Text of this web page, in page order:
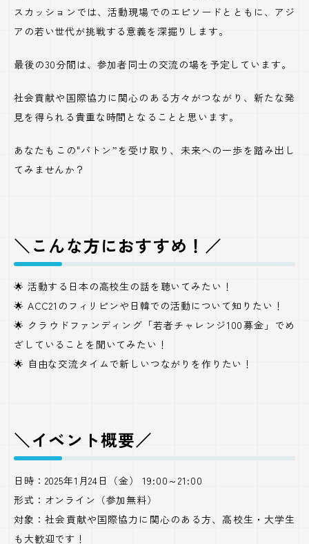
スカッションでは、活動現場でのエピソードとともに、アジ
アの若い世代が挑戦する意義を深掘りします。
最後の30分間は、参加者同士の交流の場を予定しています。
社会貢献や国際協力に関心のある方々がつながり、新たな発
見を得られる貴重な時間となることと思います。
あなたもこの"バトン”を受け取り、未来への一歩を踏み出し
てみませんか？
＼こんな方におすすめ！／
🌟 活動する日本の高校生の話を聴いてみたい！
🌟 ACC21のフィリピンや日韓での活動について知りたい！
🌟 クラウドファンディング「若者チャレンジ100募金」でめ
ざしていることを聞いてみたい！
🌟 自由な交流タイムで新しいつながりを作りたい！
＼イベント概要／
日時：2025年1月24日（金） 19:00～21:00
形式：オンライン（参加無料）
対象：社会貢献や国際協力に関心のある方、高校生・大学生
も大歓迎です！